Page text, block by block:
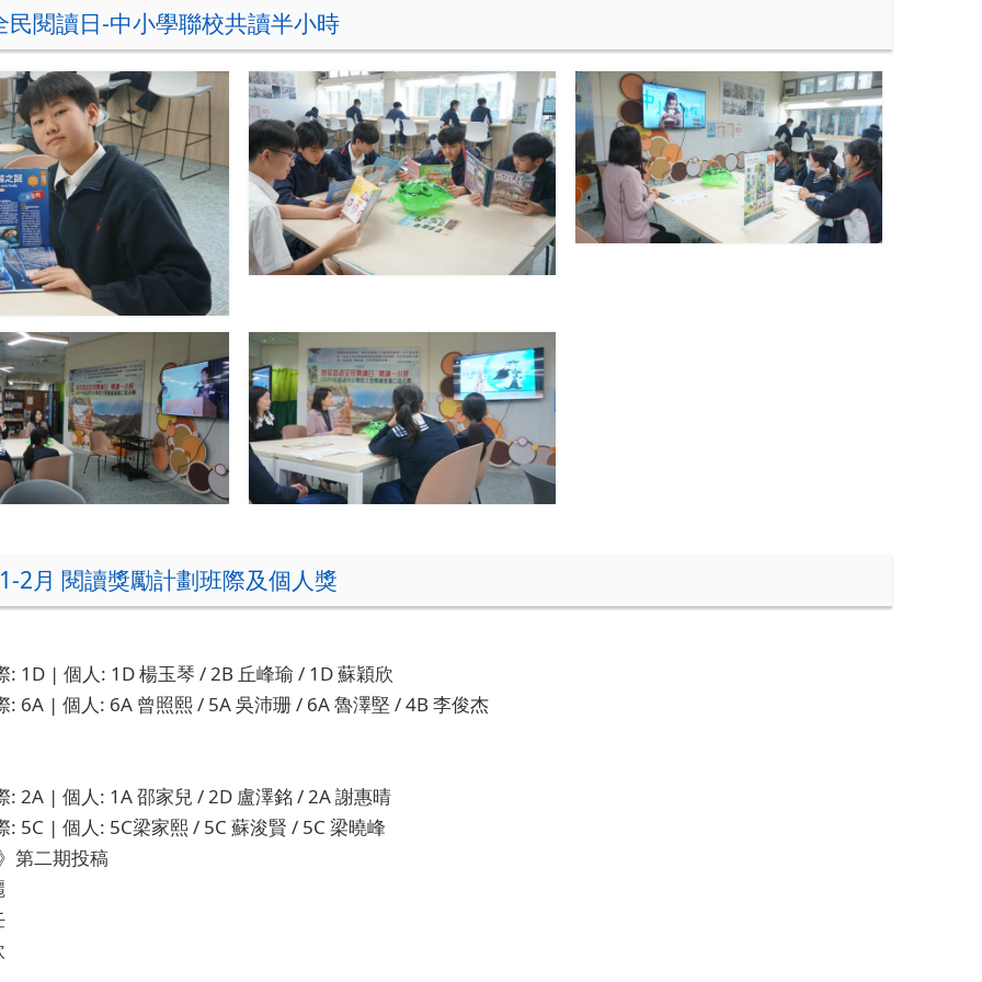
民閱讀日-中小學聯校共讀半小時
2月 閱讀獎勵計劃班際及個人獎
: 1D | 個人: 1D 楊玉琴 / 2B 丘峰瑜 / 1D 蘇穎欣
: 6A | 個人: 6A 曾照熙 / 5A 吳沛珊 / 6A 魯澤堅 / 4B 李俊杰
: 2A | 個人: 1A 邵家兒 / 2D 盧澤銘 / 2A 謝惠晴
: 5C | 個人: 5C梁家熙 / 5C 蘇浚賢 / 5C 梁曉峰
第二期投稿